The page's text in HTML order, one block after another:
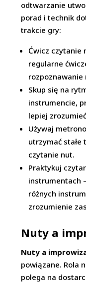
odtwarzanie
porad i technik
trakcie gry:
Ćwicz czytanie
regularne
Skup się na
instrumencie,
lepiej
Używaj
utrzymać stałe
czytanie nut.
Praktykuj
instrumentach
różnych
zrozumienie
Nuty a
Nuty a
powiązane. Rola
polega na